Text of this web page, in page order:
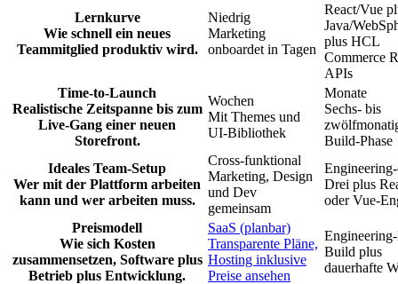
Lernkurve
Wie schnell ein neues
Teammitglied produktiv wird.
Niedrig
Marketing
onboardet in Tagen
React/Vue
Java/
plus HCL
Commerce
APIs
Time-to-Launch
Realistische Zeitspanne bis zum
Live-Gang einer neuen
Storefront.
Wochen
Mit Themes und
UI-Bibliothek
Monate
Sechs- bis
Build-Phase
Ideales Team-Setup
Wer mit der Plattform arbeiten
kann und wer arbeiten muss.
Cross-funktional
Marketing, Design
und Dev
gemeinsam
Drei plus
oder Vue-
Preismodell
Wie sich Kosten
zusammensetzen, Software plus
Betrieb plus Entwicklung.
SaaS (planbar)
Transparente Pläne,
Hosting inklusive
Preise ansehen
Build plus
dauerhafte